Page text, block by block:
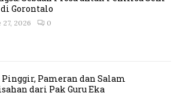
di Gorontalo
27, 2026 0
Pinggir, Pameran dan Salam
dari Pak Guru Eka